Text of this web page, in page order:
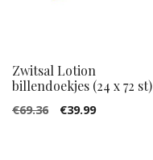
Zwitsal Lotion
billendoekjes (24 x 72 st)
€69.36 €39.99